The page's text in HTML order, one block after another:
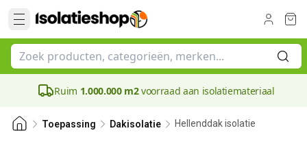
Ruim 1.000.000 m2voorraad aan isolatiemateriaal
Toepassing Dakisolatie Hellenddak isolatie